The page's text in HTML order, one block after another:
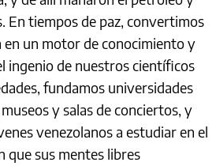
En tiempos de paz, convertimos
en un motor de conocimiento y
ingenio de nuestros científicos
fundamos universidades
y salas de conciertos, y
venezolanos a estudiar en el
que sus mentes libres